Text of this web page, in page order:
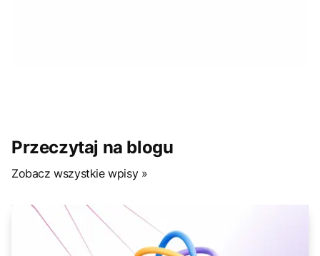
Przeczytaj na blogu
Zobacz wszystkie wpisy »